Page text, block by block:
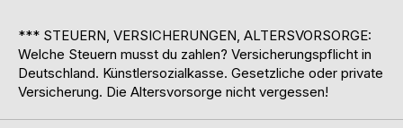
*** STEUERN, VERSICHERUNGEN, ALTERSVORSORGE:
Welche Steuern musst du zahlen? Versicherungspflicht in
Deutschland. Künstlersozialkasse. Gesetzliche oder private
Versicherung. Die Altersvorsorge nicht vergessen!